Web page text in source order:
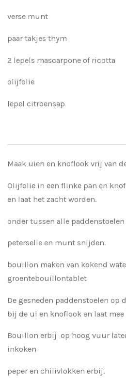
verse munt
paar takjes thym
2 lepels mascarpone of ricotta
olijfolie
lepel citroensap
Maak uien en knoflook vrij van
Olijfolie in een flinke pan en
en laat het zacht worden.
onder tussen alle
peterselie en munt snijden.
bouillon maken van kokend
groentebouillontablet
De gesneden paddenstoelen op
bij de ui en knoflook en laat
Bouillon erbij op hoog vuur
inkoken
peper en chilivlokken erbij.